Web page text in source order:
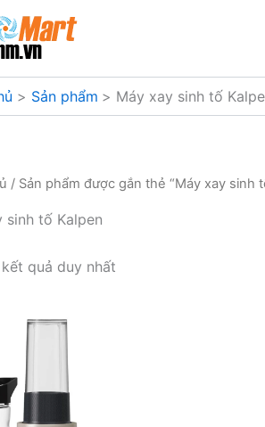
Sản phẩm Máy xay sinh tố
/ Sản phẩm được gắn thẻ “Máy xay sinh
sinh tố Kalpen
quả duy nhất